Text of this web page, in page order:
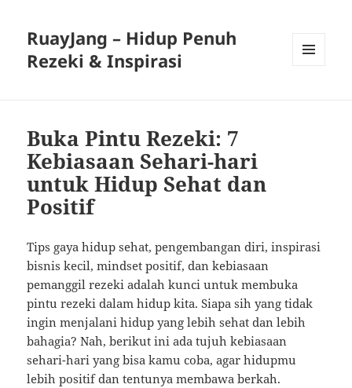
RuayJang – Hidup Penuh
Rezeki & Inspirasi
Buka Pintu Rezeki: 7
Kebiasaan Sehari-hari
untuk Hidup Sehat dan
Positif
Tips gaya hidup sehat, pengembangan diri, inspirasi
bisnis kecil, mindset positif, dan kebiasaan
pemanggil rezeki adalah kunci untuk membuka
pintu rezeki dalam hidup kita. Siapa sih yang tidak
ingin menjalani hidup yang lebih sehat dan lebih
bahagia? Nah, berikut ini ada tujuh kebiasaan
sehari-hari yang bisa kamu coba, agar hidupmu
lebih positif dan tentunya membawa berkah.